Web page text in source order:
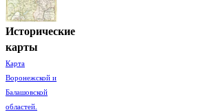
Исторические
карты
Карта
Воронежской и
Балашовской
областей.